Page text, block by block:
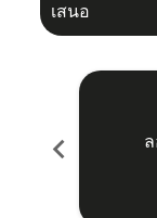
เสนอ
chevron_left